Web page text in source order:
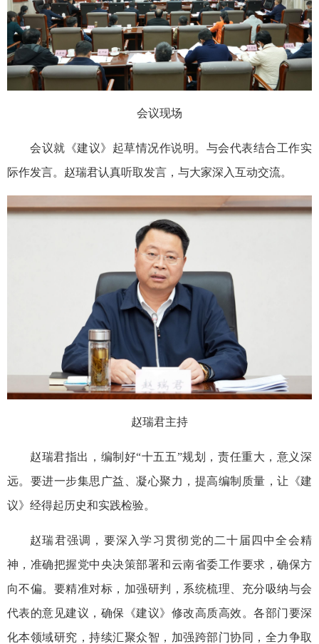
会议现场
会议就《建议》起草情况作说明。与会代表结合工作实
际作发言。赵瑞君认真听取发言，与大家深入互动交流。
赵瑞君主持
赵瑞君指出，编制好“十五五”规划，责任重大，意义深
远。要进一步集思广益、凝心聚力，提高编制质量，让《建
议》经得起历史和实践检验。
赵瑞君强调，要深入学习贯彻党的二十届四中全会精
神，准确把握党中央决策部署和云南省委工作要求，确保方
向不偏。要精准对标，加强研判，系统梳理、充分吸纳与会
代表的意见建议，确保《建议》修改高质高效。各部门要深
化本领域研究，持续汇聚众智，加强跨部门协同，全力争取